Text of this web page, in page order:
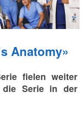
Anatomy»
fielen weiter
die Serie in der